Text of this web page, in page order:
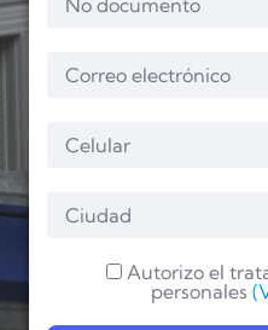
Autorizo el
personales